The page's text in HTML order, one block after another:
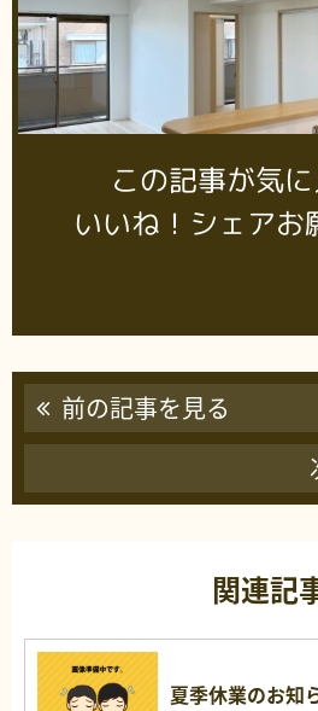
この記事が気
いいね！シェアお
前の記事を見る
関連記
夏季休業のお知